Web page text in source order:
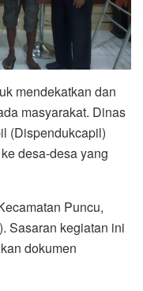
mendekatkan dan
masyarakat. Dinas
(Dispendukcapil)
desa-desa yang
Puncu,
Sasaran kegiatan ini
dokumen